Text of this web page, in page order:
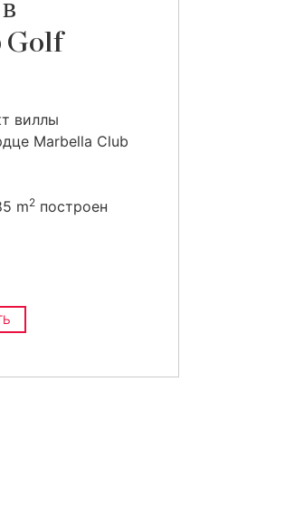
Golf
виллы
Marbella Club
m2 построен